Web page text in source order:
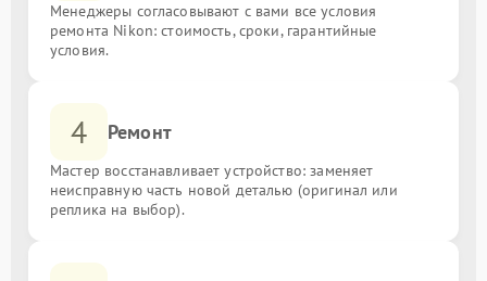
Менеджеры согласовывают с вами все условия
ремонта Nikon: стоимость, сроки, гарантийные
условия.
4 Ремонт
Мастер восстанавливает устройство: заменяет
неисправную часть новой деталью (оригинал или
реплика на выбор).